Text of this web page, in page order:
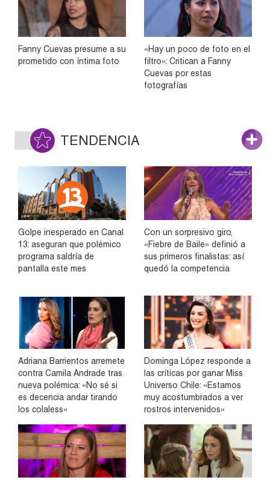
Fanny Cuevas presume a su
prometido con íntima foto
«Hay un poco de foto en el
filtro»: Critican a Fanny
Cuevas por estas
fotografías
TENDENCIA
Golpe inesperado en Canal
13: aseguran que polémico
programa saldría de
pantalla este mes
Con un sorpresivo giro,
«Fiebre de Baile» definió a
sus primeros finalistas: así
quedó la competencia
Adriana Barrientos arremete
contra Camila Andrade tras
nueva polémica: «No sé si
es decencia andar tirando
los colaless»
Dominga López responde a
las críticas por ganar Miss
Universo Chile: «Estamos
muy acostumbrados a ver
rostros intervenidos»